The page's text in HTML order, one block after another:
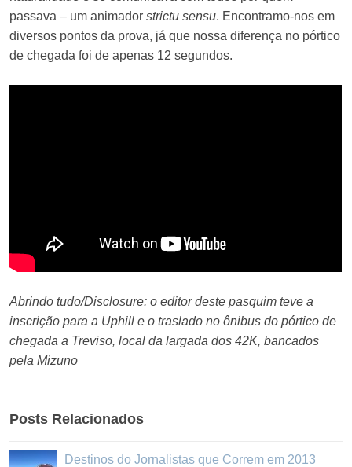
passava – um animadorstrictu sensu. Encontramo-nos em
diversos pontos da prova, já que nossa diferença no pórtico
de chegada foi de apenas 12 segundos.
Abrindo tudo/Disclosure: o editor deste pasquim teve a
inscrição para a Uphill e o traslado no ônibus do pórtico de
chegada a Treviso, local da largada dos 42K, bancados
pela Mizuno
Posts Relacionados
Destinos do Jornalistas que Correm em 2013